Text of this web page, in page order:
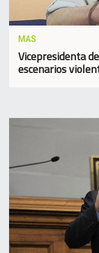
MAS
Vicepresidenta
escenarios